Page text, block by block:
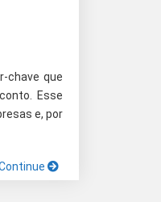
chave que
Esse
e, por